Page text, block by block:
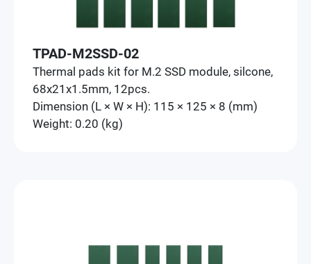
TPAD-M2SSD-02
Thermal pads kit for M.2 SSD module, silcone,
68x21x1.5mm, 12pcs.
Dimension (L × W × H): 115 × 125 × 8 (mm)
Weight: 0.20 (kg)